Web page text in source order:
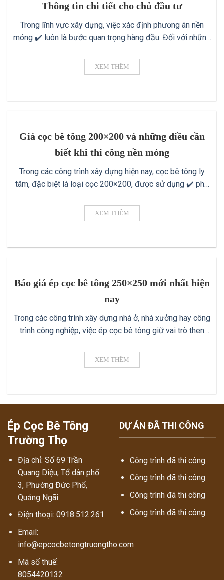
Thông tin chi tiết cho chủ đầu tư
Trong lĩnh vực xây dựng, việc xác định phương án nền
móng ✔️ luôn là bước quan trọng hàng đầu. Đối với những
300×300 là một trong những giải pháp được ưu tiên hàng
đầu vì khả năng chịu lực tốt, độ [...]
XEM THÊM
Giá cọc bê tông 200×200 và những điều cần
biết khi thi công nền móng
Trong các công trình xây dựng hiện nay, cọc bê tông ly
tâm, đặc biệt là loại cọc 200×200, được sử dụng ✔️ phổ
thuận tiện. Tuy nhiên, giá cọc bê tông 200×200 ✔️ luôn là
mối quan tâm hàng đầu của [...]
XEM THÊM
Báo giá ép cọc bê tông 250×250 mới nhất hiện
nay
Trong các công trình xây dựng nhà ở, nhà xưởng hay công
trình công nghiệp, việc ép cọc bê tông giữ vai trò then
tông kích thước 250x250mm là loại phổ biến được nhiều
chủ đầu tư lựa chọn. Vậy báo giá [...]
XEM THÊM
Ép Cọc Bê Tông
Trường Thọ
Địa chỉ: Số 69 Trần
Quang Diệu, Tổ dân phố
3, Phường Đức Phổ,
Quảng Ngãi
Điện thoại: 0918.512.261
Email:
info@epcocbetongtruongtho.com
Mã số thuế:
8054420132
DỰ ÁN ĐÃ THI CÔNG
Công trình đã thi công
Công trình đã thi công
Công trình đã thi công
Công trình đã thi công